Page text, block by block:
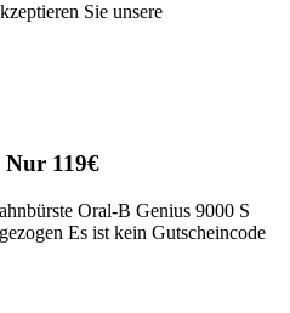
Sie unsere
119€
Oral-B Genius 9000 S
Es ist kein Gutscheincode